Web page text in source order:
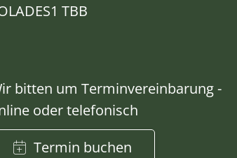
TBB
bitten um Terminvereinbarung -
oder telefonisch
Termin buchen